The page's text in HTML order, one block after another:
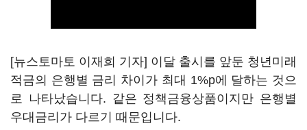
[뉴스토마토 이재희 기자] 이달 출시를 앞둔 청년미래
적금의 은행별 금리 차이가 최대 1%p에 달하는 것으
로 나타났습니다. 같은 정책금융상품이지만 은행별
우대금리가 다르기 때문입니다.